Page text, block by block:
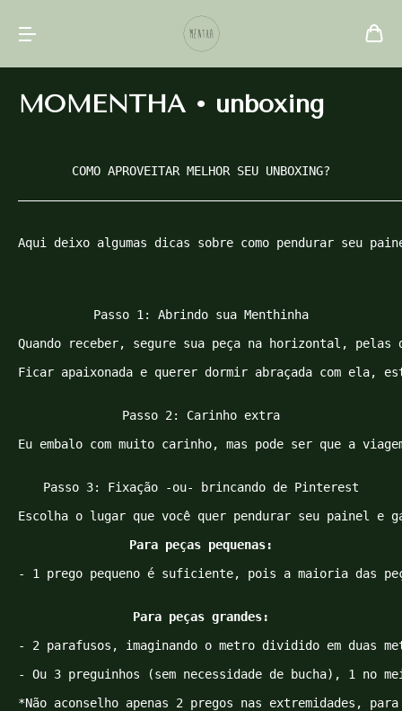
MOMENTHA • unboxing
COMO APROVEITAR MELHOR SEU UNBOXING?
Aqui deixo algumas dicas sobre como pendurar seu
Passo 1: Abrindo sua Menthinha
Quando receber, segure sua peça na horizontal,
Ficar apaixonada e querer dormir abraçada com ela,
Passo 2: Carinho extra
Eu embalo com muito carinho, mas pode ser que a
Passo 3: Fixação -ou- brincando de Pinterest
Escolha o lugar que você quer pendurar seu painel e
Para peças pequenas:
- 1 prego pequeno é suficiente, pois a maioria das
Para peças grandes:
- 2 parafusos, imaginando o metro dividido em duas
- Ou 3 preguinhos (sem necessidade de bucha), 1 no
*Não aconselho apenas 2 pregos nas extremidades,